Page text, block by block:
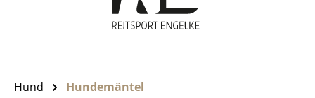
Hund Hundemäntel